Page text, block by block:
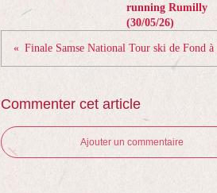
running Rumilly
(30/05/26)
Commenter cet article
Ajouter un commentaire